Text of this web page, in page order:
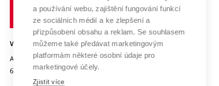
Transfer znalostí
Open Science
Projekty
Projekty ze strukturálních fondů
Specifický výzkum
Služby univerzity
Mezinárodní dohody
Univerzitní sítě
Podnikavá univerzita / ContriBUTe
Bezpečná univerzita
Vyznamenání
Organizační struktura
učení
technické
VYSOKÉ UČENÍ TECHNICKÉ V BRNĚ
Antonínská 548/1
602 00 Brno
www.vut.cz
vut@vutbr.cz
a používání webu, zajištění fungování funkcí
ze sociálních médií a ke zlepšení a
přizpůsobení obsahu a reklam. Se souhlasem
můžeme také předávat marketingovým
platformám některé osobní údaje pro
marketingové účely.
Zjistit více